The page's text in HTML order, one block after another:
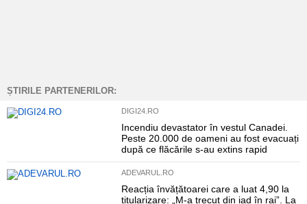
ȘTIRILE PARTENERILOR:
DIGI24.RO
Incendiu devastator în vestul Canadei.
Peste 20.000 de oameni au fost evacuați
după ce flăcările s-au extins rapid
ADEVARUL.RO
Reacția învățătoarei care a luat 4,90 la
titularizare: „M-a trecut din iad în rai”. La